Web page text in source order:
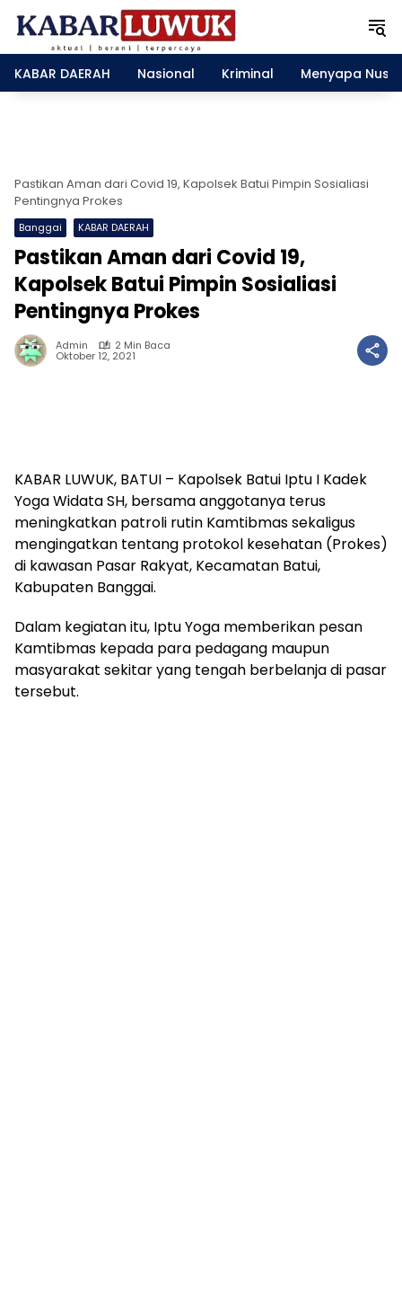
KABAR DAERAH Nasional Kriminal Menyapa
Pastikan Aman dari Covid 19, Kapolsek Batui Pimpin Sosialiasi
Pentingnya Prokes
Banggai KABAR DAERAH
Pastikan Aman dari Covid 19,
Kapolsek Batui Pimpin Sosialiasi
Pentingnya Prokes
Admin 2 Min Baca
Oktober 12, 2021
KABAR LUWUK, BATUI – Kapolsek Batui Iptu I Kadek
Yoga Widata SH, bersama anggotanya terus
meningkatkan patroli rutin Kamtibmas sekaligus
mengingatkan tentang protokol kesehatan (Prokes)
di kawasan Pasar Rakyat, Kecamatan Batui,
Kabupaten Banggai.
Dalam kegiatan itu, Iptu Yoga memberikan pesan
Kamtibmas kepada para pedagang maupun
masyarakat sekitar yang tengah berbelanja di pasar
tersebut.